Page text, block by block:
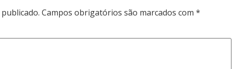
Campos obrigatórios são marcados com *